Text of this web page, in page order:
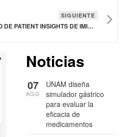
SIGUIENTE
UCB ADQUIERE EL NEGOCIO DE PATIENT INSIGHTS DE IMIDOMICS
Noticias
UNAM diseña
simulador gástrico
para evaluar la
eficacia de
medicamentos
07
AGO